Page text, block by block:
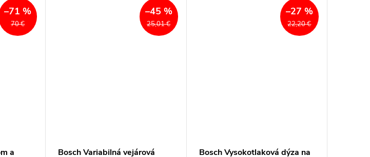
70 €
–71 %
a
25,01 €
–45 %
Bosch Variabilná vejárová
22,20 €
–27 %
Bosch Vysokotlaková dýza na